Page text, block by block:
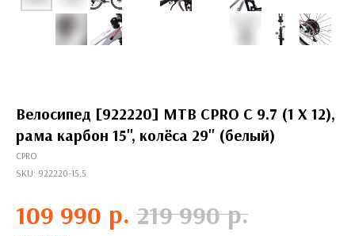
Велосипед [922220] MTB CPRO C 9.7 (1 X 12),
рама карбон 15'', колёса 29'' (белый)
CPRO
SKU: 922220-15.5
109 990 р. 219 990 р.